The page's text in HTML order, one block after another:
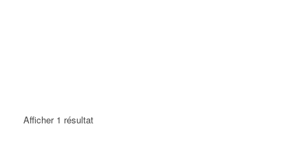
Afficher 1 résultat